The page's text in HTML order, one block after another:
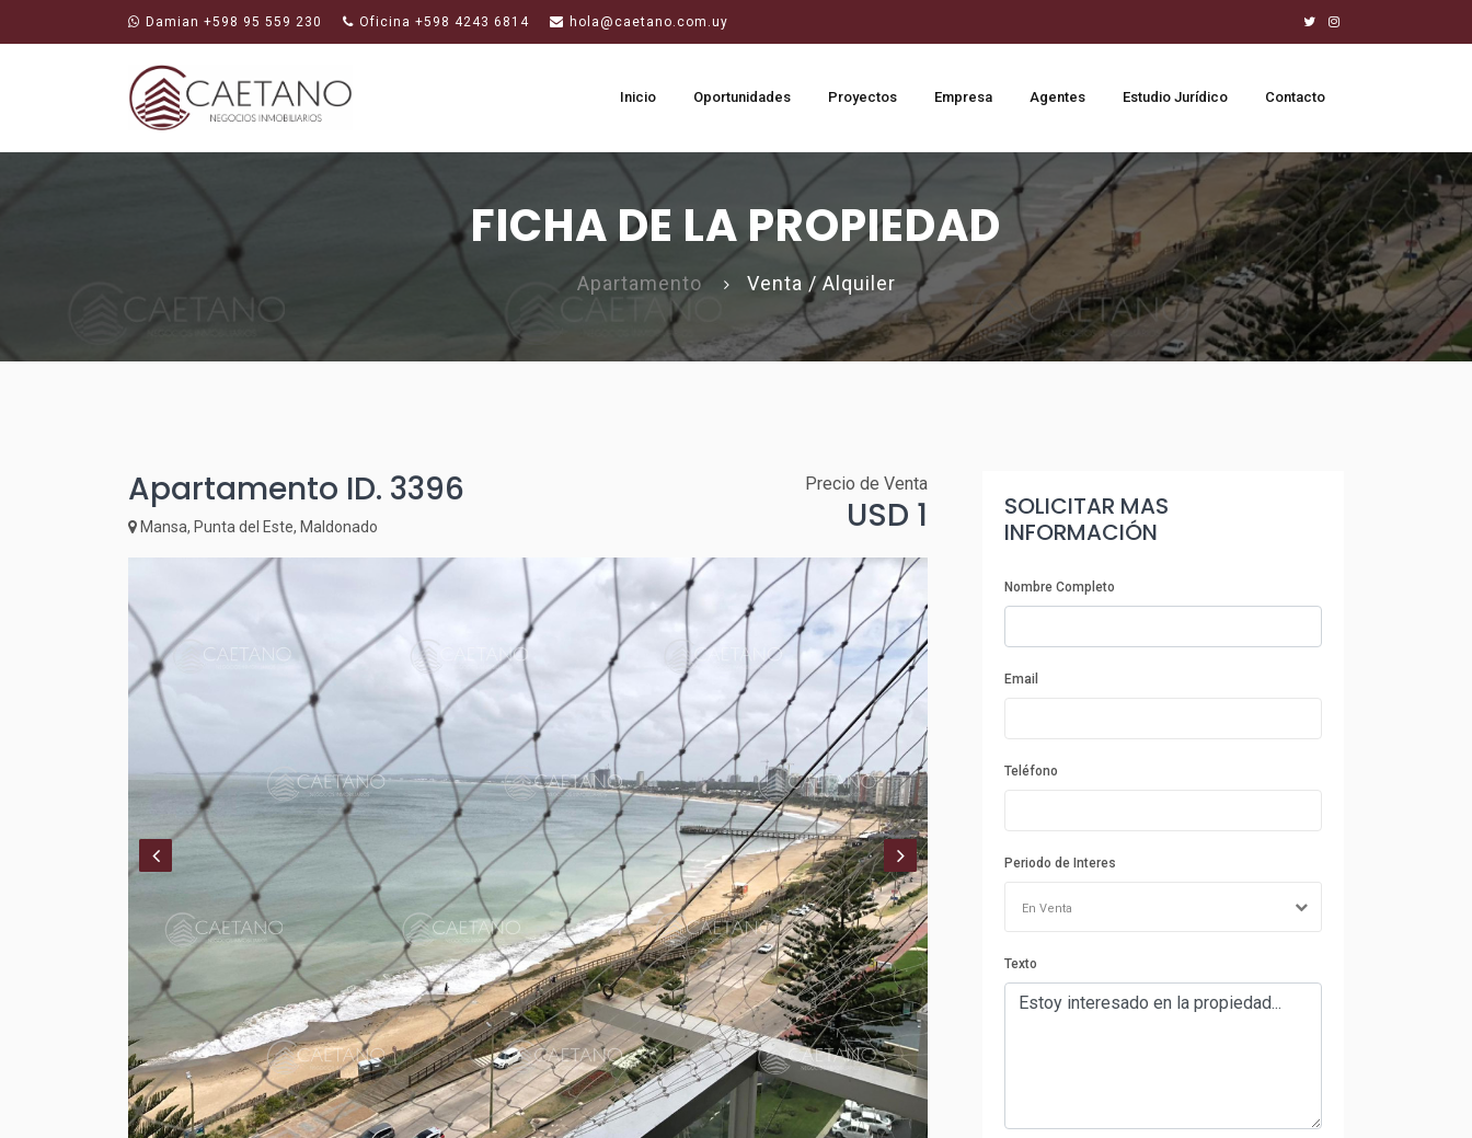
Damian +598 95 559 230 Oficina +598 4243 6814 hola@caetano.com.uy
Inicio Oportunidades Proyectos Empresa Agentes Estudio Jurídico Contacto
FICHA DE LA PROPIEDAD
Apartamento Venta / Alquiler
Apartamento ID. 3396
Mansa, Punta del Este, Maldonado
Precio de Venta
USD 1
SOLICITAR MAS
INFORMACIÓN
Nombre Completo
Email
Teléfono
Periodo de Interes
En Venta
Texto